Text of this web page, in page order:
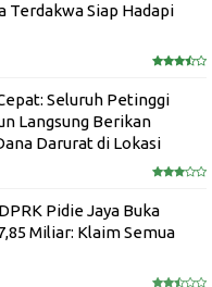
Terdakwa Siap Hadapi
Seluruh Petinggi
Langsung Berikan
Darurat di Lokasi
Pidie Jaya Buka
Miliar: Klaim Semua